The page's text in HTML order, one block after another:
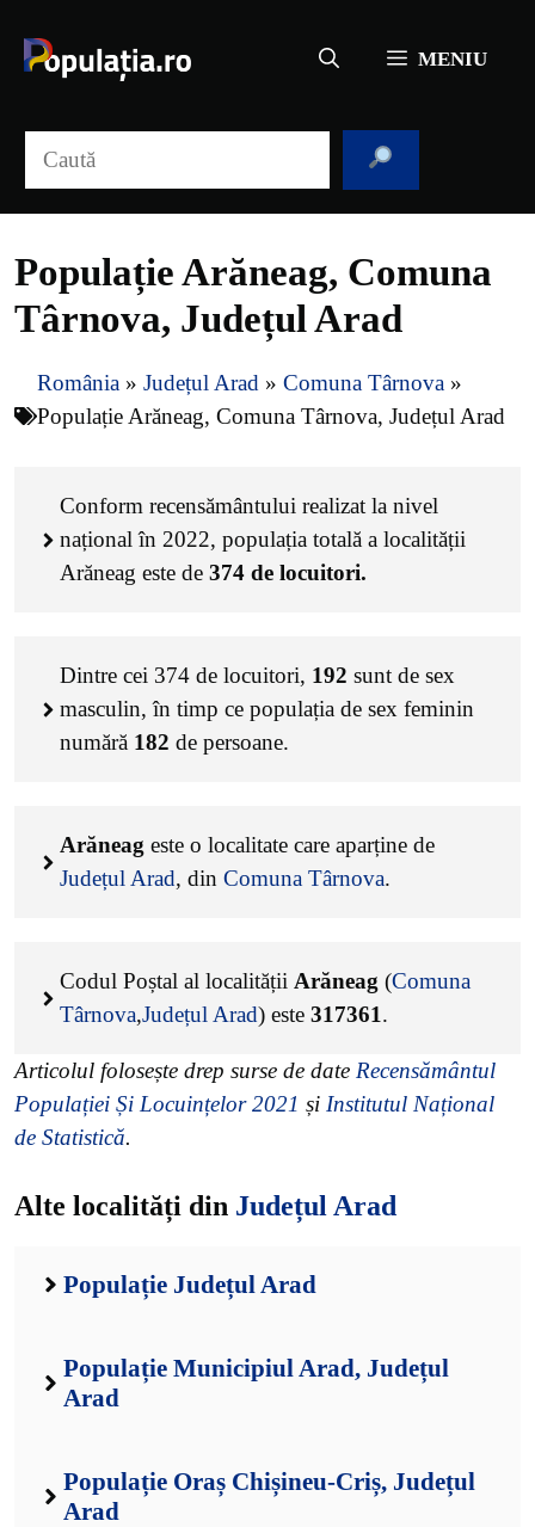
conținut
MENIU
Populație Arăneag, Comuna
Târnova, Județul Arad
România » Județul Arad » Comuna Târnova »
Populație Arăneag, Comuna Târnova, Județul Arad
Conform recensământului realizat la nivel
național în 2022, populația totală a localității
Arăneag este de 374 de locuitori.
Dintre cei 374 de locuitori, 192 sunt de sex
masculin, în timp ce populația de sex feminin
numără 182 de persoane.
Arăneag este o localitate care aparține de
Județul Arad, din Comuna Târnova.
Codul Poștal al localității Arăneag (Comuna
Târnova,Județul Arad) este 317361.
Articolul folosește drep surse de date Recensământul
Populației Și Locuințelor 2021 și Institutul Național
de Statistică.
Alte localități din Județul Arad
Populație Județul Arad
Populație Municipiul Arad, Județul
Arad
Populație Oraș Chișineu-Criș, Județul
Arad